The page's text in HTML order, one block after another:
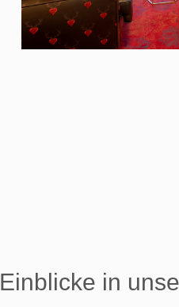
Einblicke in